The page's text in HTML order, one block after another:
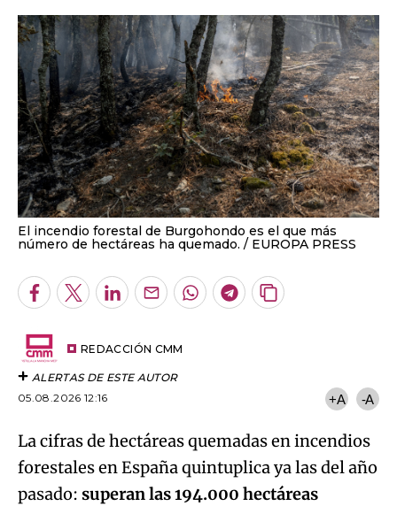
El incendio forestal de Burgohondo es el que más
número de hectáreas ha quemado.
EUROPA PRESS
Facebook
TwitterLinkedInEnviarWhatsapp
Telegram
Copiar
REDACCIÓN CMM
ALERTAS DE ESTE AUTOR
05.08.2026 12:16
+A -A
La cifras de hectáreas quemadas en incendios
forestales en España quintuplica ya las del año
pasado: superan las 194.000 hectáreas